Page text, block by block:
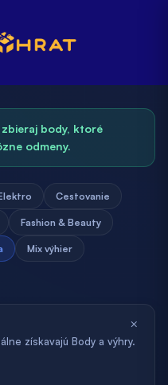
body, ktoré
odmeny.
Cestovanie
Fashion & Beauty
Mix výhier
získavajú Body a výhry.
×